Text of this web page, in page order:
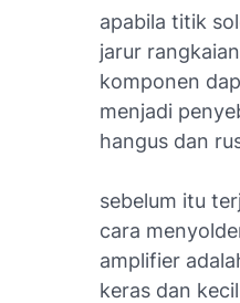
apabila titik
jarur
komponen
menjadi
hangus dan
sebelum itu
cara
amplifier
keras dan